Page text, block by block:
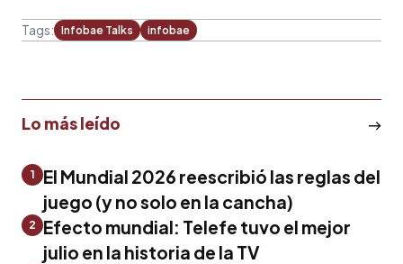
Tags: Infobae Talks infobae
Lo más leído
1
El Mundial 2026 reescribió las reglas del
juego (y no solo en la cancha)
2
Efecto mundial: Telefe tuvo el mejor
julio en la historia de la TV